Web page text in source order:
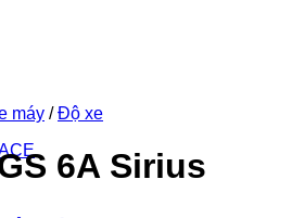
máy / Độ xe
6A Sirius